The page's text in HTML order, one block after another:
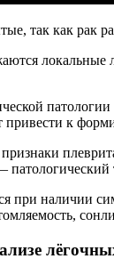
так как рак
локальные
привести к
при наличии